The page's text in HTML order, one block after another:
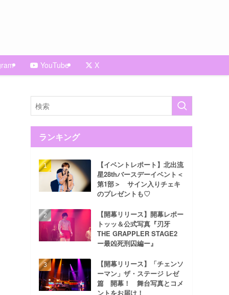
YouTube X
ランキング
【イベントレポート】北出流
星28thバースデーイベント＜
第1部＞ サイン入りチェキ
のプレゼントも♡
【開幕リリース】開幕レポー
トッッ＆公式写真『刃牙
THE GRAPPLER STAGE2
ー最凶死刑囚編ー』
【開幕リリース】「チェンソ
ーマン」ザ・ステージ レゼ
篇 開幕！ 舞台写真とコメ
ントをお届け！